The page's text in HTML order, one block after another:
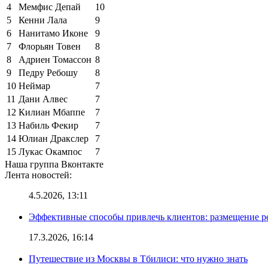
4
Мемфис Депай
10
5
Кенни Лала
9
6
Нанитамо Иконе
9
7
Флорьян Товен
8
8
Адриен Томассон 8
9
Педру Ребошу
8
10 Неймар
7
11 Дани Алвес
7
12 Килиан Мбаппе
7
13 Набиль Фекир
7
14 Юлиан Дракслер
7
15 Лукас Окампос
7
Наша группа Вконтакте
Лента новостей:
4.5.2026, 13:11
Эффективные способы привлечь клиентов: размещение
17.3.2026, 16:14
Путешествие из Москвы в Тбилиси: что нужно знать